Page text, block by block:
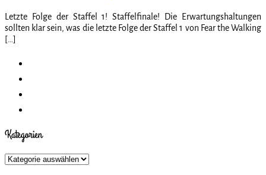
Letzte Folge der Staffel 1! Staffelfinale! Die Erwartungshaltungen
sollten klar sein, was die letzte Folge der Staffel 1 von Fear the Walking
[…]
Kategorien
Kategorien